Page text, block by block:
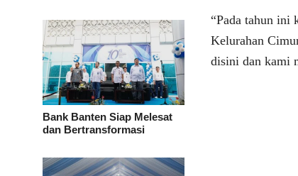
Bank Banten Siap Melesat
dan Bertransformasi
“Pada tahun ini
Kelurahan
disini dan kami